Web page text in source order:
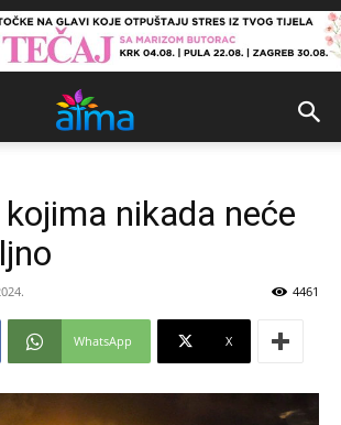
nikada neće
4461
WhatsApp X